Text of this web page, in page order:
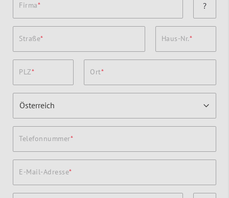
Firma ?
Straße Haus-Nr.
PLZ Ort
Telefonnummer
E-Mail-Adresse